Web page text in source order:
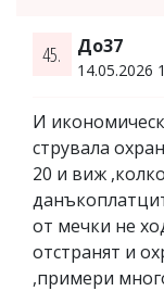
45. До37
14.05.2026
И
струвала
20 и виж
от мечки не
отстранят и
,примери